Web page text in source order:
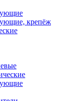
крепёж